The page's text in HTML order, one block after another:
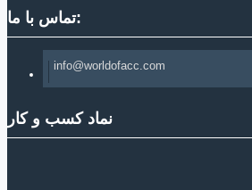
تماس با ما:
info@worldofacc.com
نماد کسب و کار